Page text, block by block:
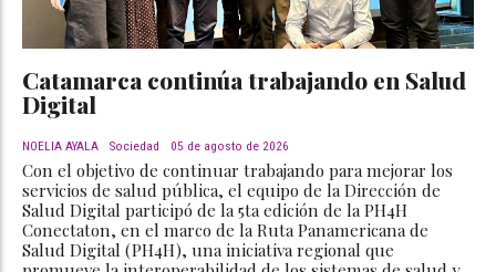
Catamarca continúa trabajando en Salud
Digital
NOELIA AYALA Sociedad 05 de agosto de 2026
Con el objetivo de continuar trabajando para mejorar los
servicios de salud pública, el equipo de la Dirección de
Salud Digital participó de la 5ta edición de la PH4H
Conectaton, en el marco de la Ruta Panamericana de
Salud Digital (PH4H), una iniciativa regional que